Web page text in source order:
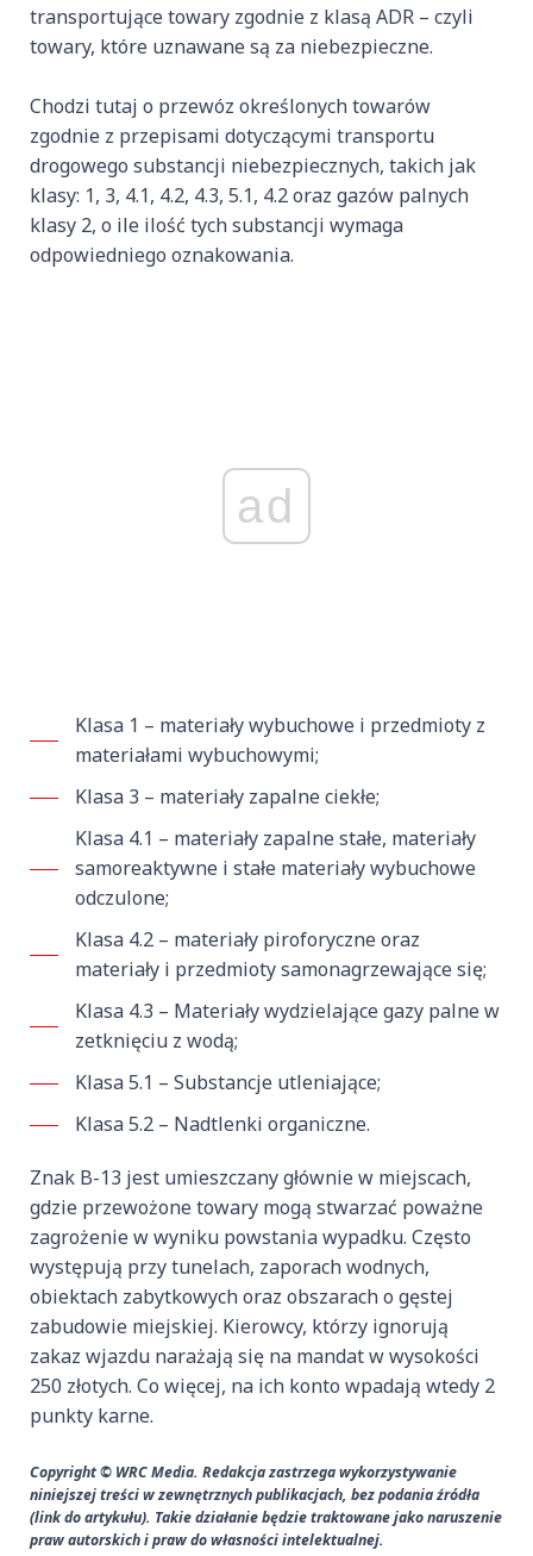
transportujące towary zgodnie z klasą ADR – czyli
towary, które uznawane są za niebezpieczne.
Chodzi tutaj o przewóz określonych towarów
zgodnie z przepisami dotyczącymi transportu
drogowego substancji niebezpiecznych, takich jak
klasy: 1, 3, 4.1, 4.2, 4.3, 5.1, 4.2 oraz gazów palnych
klasy 2, o ile ilość tych substancji wymaga
odpowiedniego oznakowania.
ad
Klasa 1 – materiały wybuchowe i przedmioty z
materiałami wybuchowymi;
Klasa 3 – materiały zapalne ciekłe;
Klasa 4.1 – materiały zapalne stałe, materiały
samoreaktywne i stałe materiały wybuchowe
odczulone;
Klasa 4.2 – materiały piroforyczne oraz
materiały i przedmioty samonagrzewające się;
Klasa 4.3 – Materiały wydzielające gazy palne w
zetknięciu z wodą;
Klasa 5.1 – Substancje utleniające;
Klasa 5.2 – Nadtlenki organiczne.
Znak B-13 jest umieszczany głównie w miejscach,
gdzie przewożone towary mogą stwarzać poważne
zagrożenie w wyniku powstania wypadku. Często
występują przy tunelach, zaporach wodnych,
obiektach zabytkowych oraz obszarach o gęstej
zabudowie miejskiej. Kierowcy, którzy ignorują
zakaz wjazdu narażają się na mandat w wysokości
250 złotych. Co więcej, na ich konto wpadają wtedy 2
punkty karne.
Copyright © WRC Media. Redakcja zastrzega wykorzystywanie
niniejszej treści w zewnętrznych publikacjach, bez podania źródła
(link do artykułu). Takie działanie będzie traktowane jako naruszenie
praw autorskich i praw do własności intelektualnej.